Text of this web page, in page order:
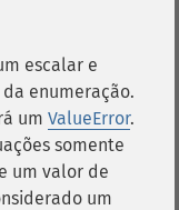
escalar e
enumeração.
um ValueError.
somente
um valor de
um